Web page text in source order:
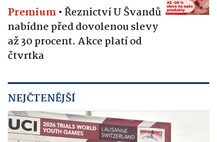
Premium •Řeznictví U Švandů
nabídne před dovolenou slevy
až 30 procent. Akce platí od
čtvrtka
NEJČTENĚJŠÍ